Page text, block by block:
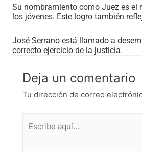
Su nombramiento como Juez es el
los jóvenes. Este logro también
José Serrano está llamado a
correcto ejercicio de la justicia.
Deja un comentario
Tu dirección de correo